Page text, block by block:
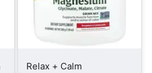
Relax + Calm